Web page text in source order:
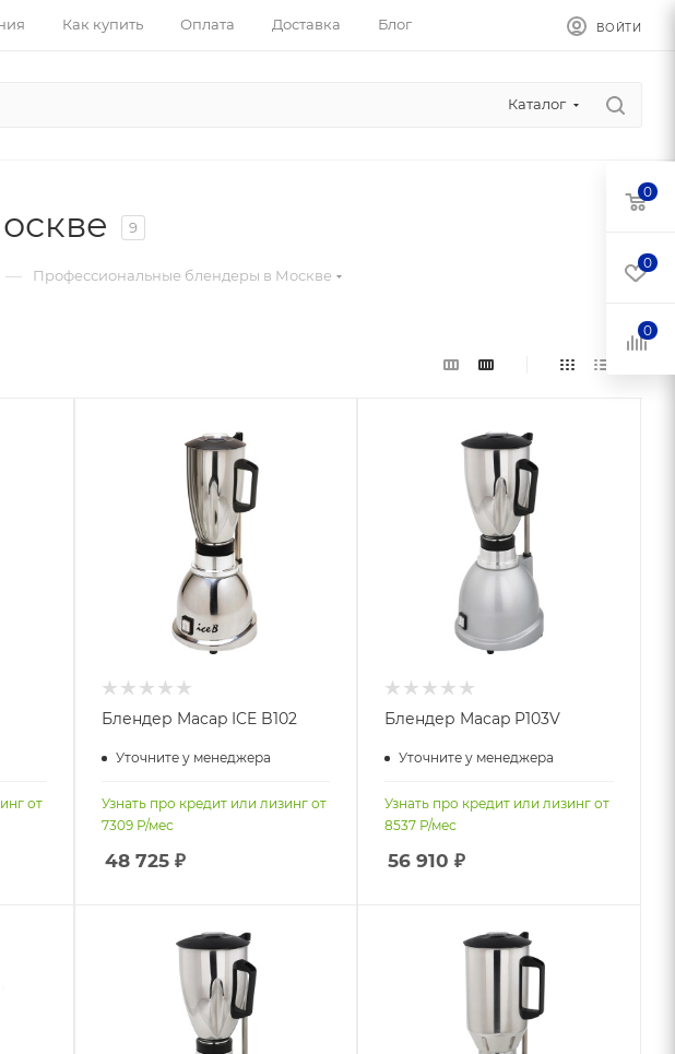
Как купить Оплата Доставка Блог ВОЙТИ
Каталог
9
— Профессиональные блендеры в Москве
от
Блендер Macap ICE B102
Уточните у менеджера
Узнать про кредит или лизинг от
7309Р/мес
48 725₽
Блендер Macap P103V
Уточните у менеджера
Узнать про кредит или лизинг от
8537 Р/мес
56 910 ₽
0
0
0